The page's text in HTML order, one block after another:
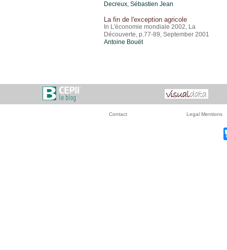
Decreux, Sébastien Jean
La fin de l'exception agricole
In L'économie mondiale 2002, La
Découverte, p.77-89, September 2001
Antoine Bouët
Contact Legal Mentions